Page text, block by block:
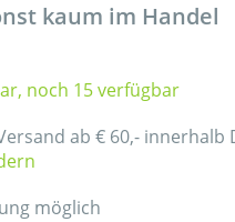
kaum im Handel
noch 15 verfügbar
ab € 60,- innerhalb
möglich